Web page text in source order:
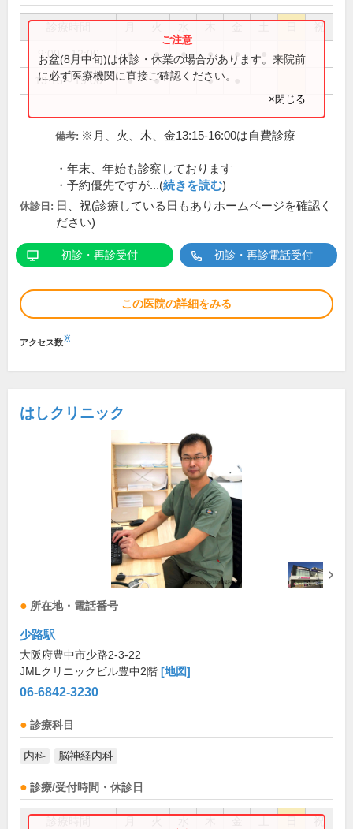
祝
9:00～12:00 ● ● ● ● ●
13:15～19:00 ● ● ●
お盆(8月中旬)は休診・休業の場合があります。来院前
に必ず医療機関に直接ご確認ください。
×閉じる
備考: ※月、火、木、金13:15-16:00は自費診療
・年末、年始も診察しております
・予約優先ですが...(続きを読む)
休診日: 日、祝(診療している日もありホームページを確認く
ださい)
初診・再診受付 初診・再診電話受付
この医院の詳細をみる
アクセス数※
はしクリニック
所在地・電話番号
少路駅
大阪府豊中市少路2-3-22
JMLクリニックビル豊中2階 [地図]
06-6842-3230
診療科目
内科 脳神経内科
診療/受付時間・休診日
祝